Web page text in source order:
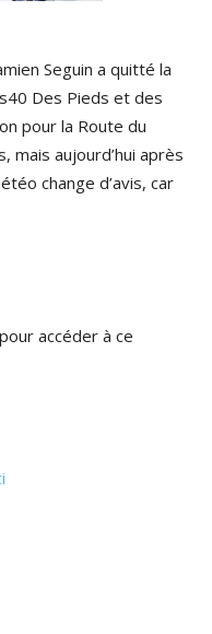
Seguin a quitté la
Des Pieds et des
pour la Route du
mais aujourd’hui après
change d’avis, car
accéder à ce